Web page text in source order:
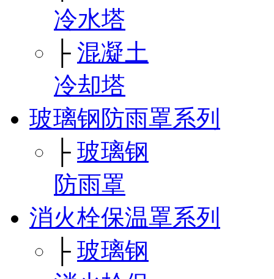
冷水塔
├ 混凝土
冷却塔
玻璃钢防雨罩系列
├ 玻璃钢
防雨罩
消火栓保温罩系列
├ 玻璃钢